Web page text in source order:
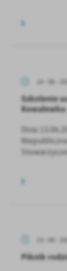
14 - 06 -
Szkolenie
Kowalewku
Dnia
13 - 06 -
Piknik